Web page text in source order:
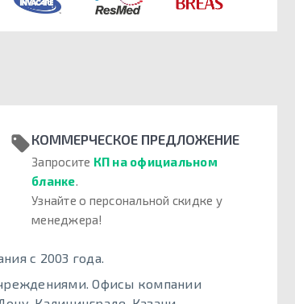
КОММЕРЧЕСКОЕ ПРЕДЛОЖЕНИЕ
Запросите КП на официальном
бланке.
Узнайте о персональной скидке у
менеджера!
с 2003 года.
Офисы компании